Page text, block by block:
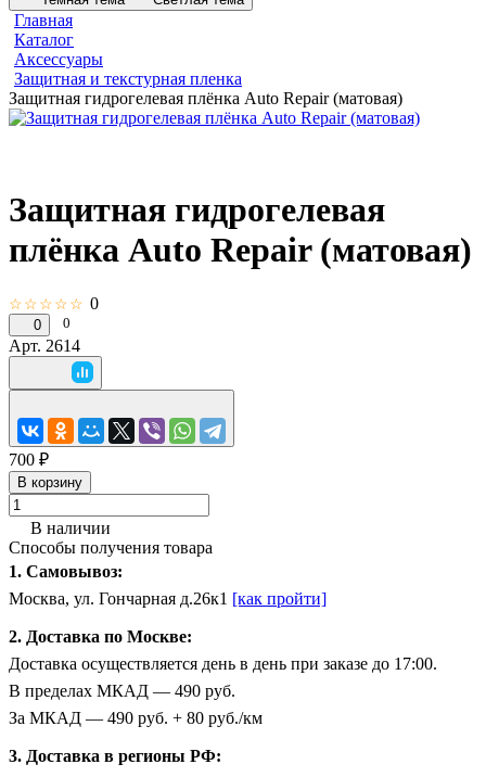
Главная
Каталог
Аксессуары
Защитная и текстурная пленка
Защитная гидрогелевая плёнка Auto Repair (матовая)
Защитная гидрогелевая
плёнка Auto Repair (матовая)
☆☆☆☆☆ 0
0 0
Арт. 2614
700 ₽
В корзину
В наличии
Способы получения товара
1. Самовывоз:
Москва, ул. Гончарная д.26к1 [как пройти]
2. Доставка по Москве:
Доставка осуществляется день в день при заказе до 17:00.
В пределах МКАД — 490 руб.
За МКАД — 490 руб. + 80 руб./км
3. Доставка в регионы РФ: